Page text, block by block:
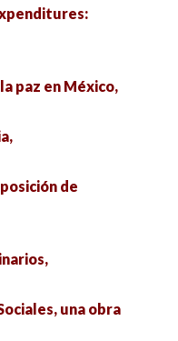
paz en México,
de
una obra